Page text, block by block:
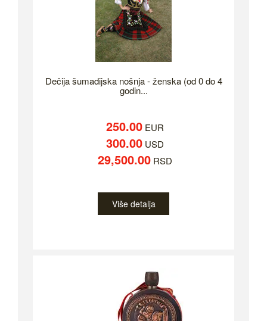
Dečija šumadijska nošnja - ženska (od 0 do 4
godin...
250.00 EUR
300.00 USD
29,500.00 RSD
Više detalja